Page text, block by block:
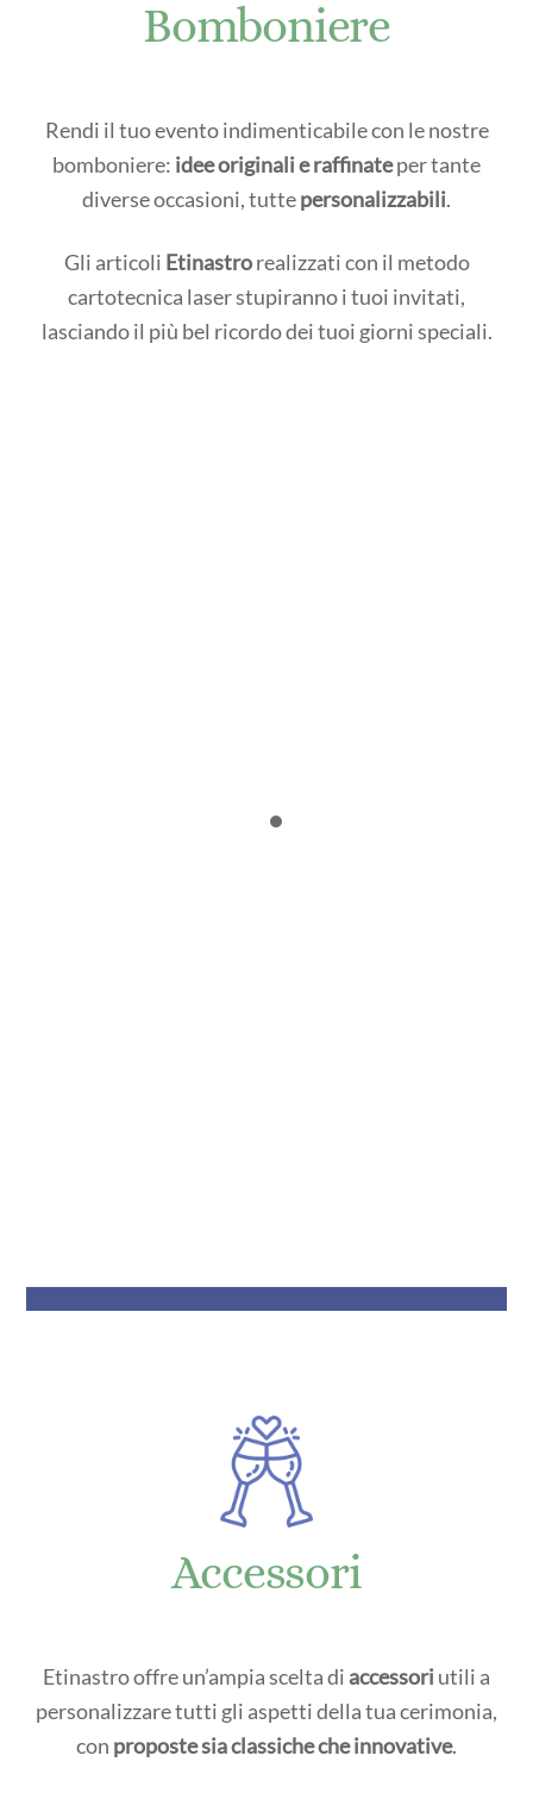
Bomboniere
Rendi il tuo evento indimenticabile con le nostre
bomboniere: idee originali e raffinateper tante
diverse occasioni, tuttepersonalizzabili.
Gli articoli Etinastrorealizzati con il metodo
cartotecnica laser stupiranno i tuoi invitati,
lasciando il più bel ricordo dei tuoi giorni speciali.
Accessori
Etinastro offre un’ampia scelta di accessori utili a
personalizzare tutti gli aspetti della tua cerimonia,
con proposte sia classiche che innovative.